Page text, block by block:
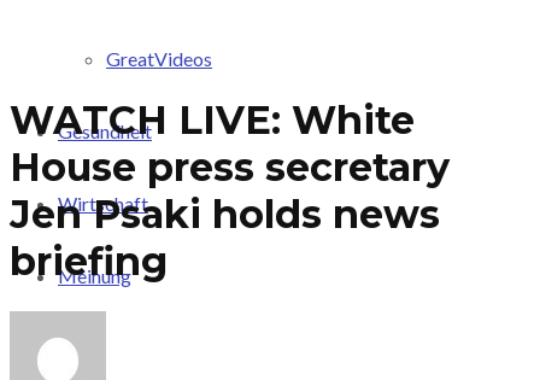
GreatVideos
Gesundheit
Wirtschaft
Meinung
PRICING
WATCH LIVE: White
House press secretary
Jen Psaki holds news
briefing